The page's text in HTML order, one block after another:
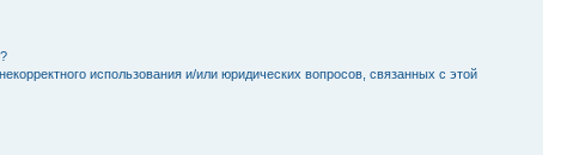
использования и/или юридических вопросов, связанных с этой